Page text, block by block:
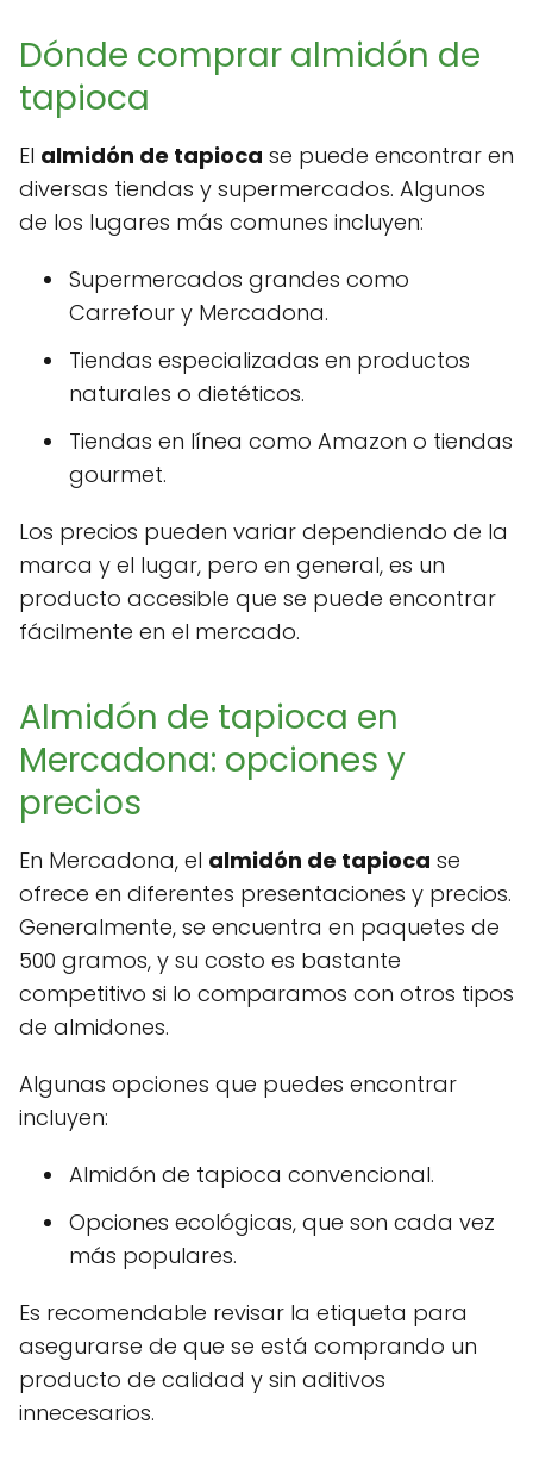
Dónde comprar almidón de
tapioca
El almidón de tapioca se puede encontrar en
diversas tiendas y supermercados. Algunos
de los lugares más comunes incluyen:
Supermercados grandes como
Carrefour y Mercadona.
Tiendas especializadas en productos
naturales o dietéticos.
Tiendas en línea como Amazon o tiendas
gourmet.
Los precios pueden variar dependiendo de la
marca y el lugar, pero en general, es un
producto accesible que se puede encontrar
fácilmente en el mercado.
Almidón de tapioca en
Mercadona: opciones y
precios
En Mercadona, el almidón de tapioca se
ofrece en diferentes presentaciones y precios.
Generalmente, se encuentra en paquetes de
500 gramos, y su costo es bastante
competitivo si lo comparamos con otros tipos
de almidones.
Algunas opciones que puedes encontrar
incluyen:
Almidón de tapioca convencional.
Opciones ecológicas, que son cada vez
más populares.
Es recomendable revisar la etiqueta para
asegurarse de que se está comprando un
producto de calidad y sin aditivos
innecesarios.